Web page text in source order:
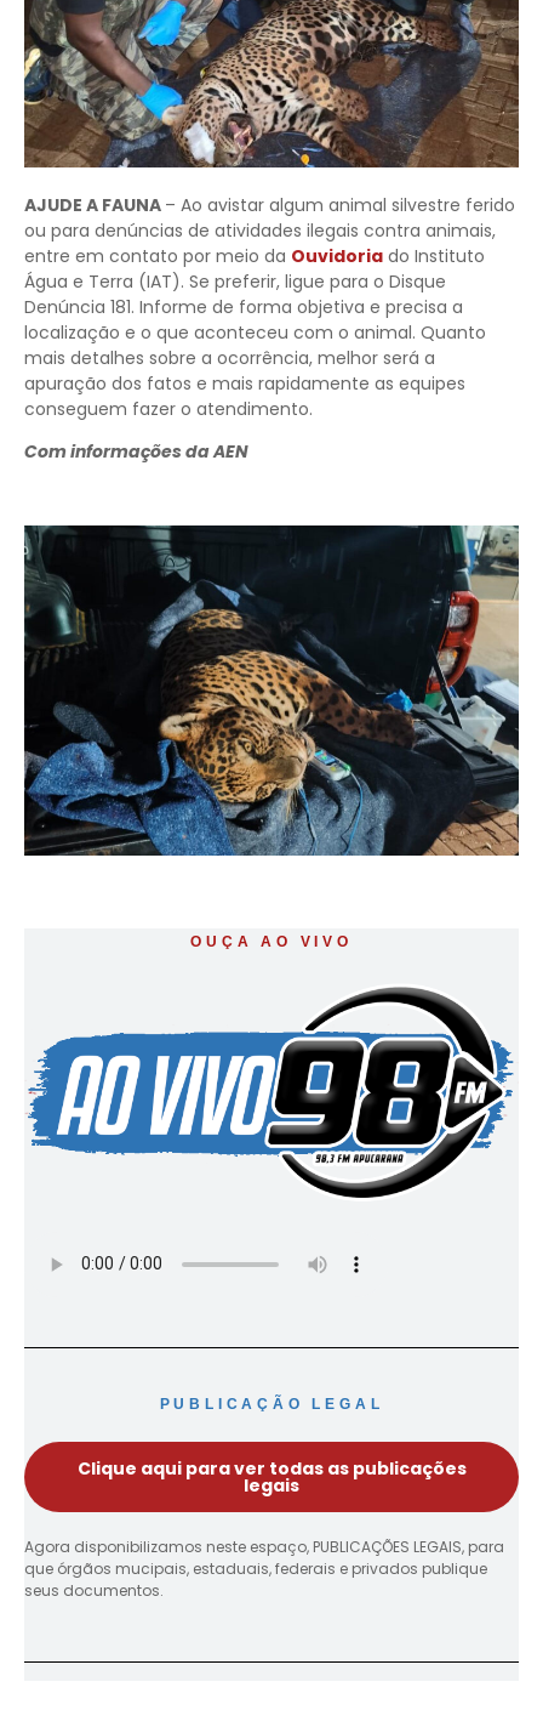
AJUDE A FAUNA – Ao avistar algum animal silvestre ferido
ou para denúncias de atividades ilegais contra animais,
entre em contato por meio da Ouvidoria do Instituto
Água e Terra (IAT). Se preferir, ligue para o Disque
Denúncia 181. Informe de forma objetiva e precisa a
localização e o que aconteceu com o animal. Quanto
mais detalhes sobre a ocorrência, melhor será a
apuração dos fatos e mais rapidamente as equipes
conseguem fazer o atendimento.
Com informações da AEN
OUÇA AO VIVO
PUBLICAÇÃO LEGAL
Clique aqui para ver todas as publicações
legais
Agora disponibilizamos neste espaço, PUBLICAÇÕES LEGAIS, para
que órgãos mucipais, estaduais, federais e privados publique
seus documentos.